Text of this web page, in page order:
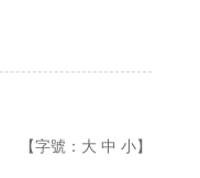
【字號： 大 中 小】